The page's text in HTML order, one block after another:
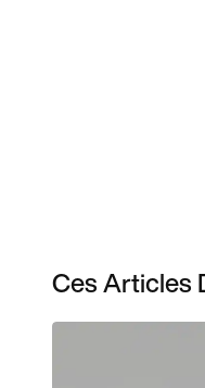
Ces Articles